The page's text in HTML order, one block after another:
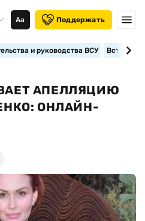
Аа Поддержать
и руководства ВСУ
АПЕЛЛЯЦИЮ
ОНЛАЙН-